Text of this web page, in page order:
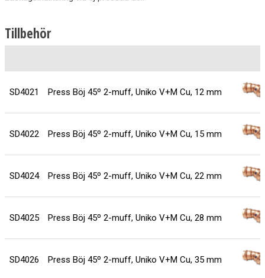
Tillbehör
SD4021 Press Böj 45º 2-muff, Uniko V+M Cu, 12 mm
SD4022 Press Böj 45º 2-muff, Uniko V+M Cu, 15 mm
SD4024 Press Böj 45º 2-muff, Uniko V+M Cu, 22 mm
SD4025 Press Böj 45º 2-muff, Uniko V+M Cu, 28 mm
SD4026 Press Böj 45º 2-muff, Uniko V+M Cu, 35 mm